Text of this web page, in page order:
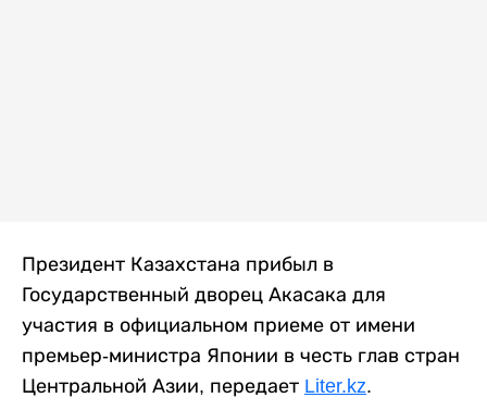
Президент Казахстана прибыл в
Государственный дворец Акасака для
участия в официальном приеме от имени
премьер-министра Японии в честь глав стран
Центральной Азии, передает Liter.kz.